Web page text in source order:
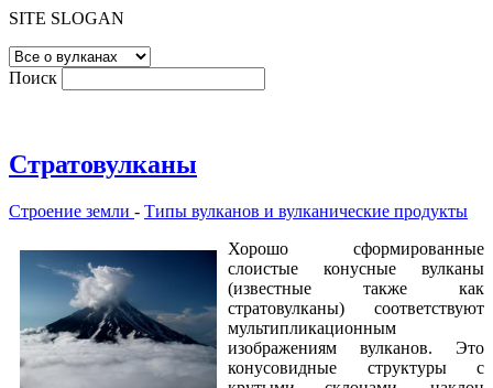
SITE SLOGAN
Поиск
Стратовулканы
Строение земли - Типы вулканов и вулканические продукты
Хорошо сформированные
слоистые конусные вулканы
(известные также как
стратовулканы) соответствуют
мультипликационным
изображениям вулканов. Это
конусовидные структуры с